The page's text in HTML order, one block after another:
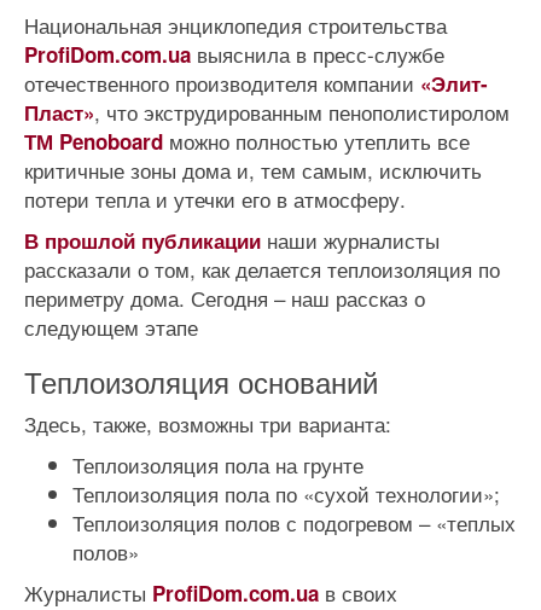
Национальная энциклопедия строительства
ProfiDom.com.ua выяснила в пресс-службе
отечественного производителя компании «Элит-
Пласт», что экструдированным пенополистиролом
ТМ Penoboard можно полностью утеплить все
критичные зоны дома и, тем самым, исключить
потери тепла и утечки его в атмосферу.
В прошлой публикации наши журналисты
рассказали о том, как делается теплоизоляция по
периметру дома. Сегодня – наш рассказ о
следующем этапе
Теплоизоляция оснований
Здесь, также, возможны три варианта:
Теплоизоляция пола на грунте
Теплоизоляция пола по «сухой технологии»;
Теплоизоляция полов с подогревом – «теплых
полов»
Журналисты ProfiDom.com.ua в своих